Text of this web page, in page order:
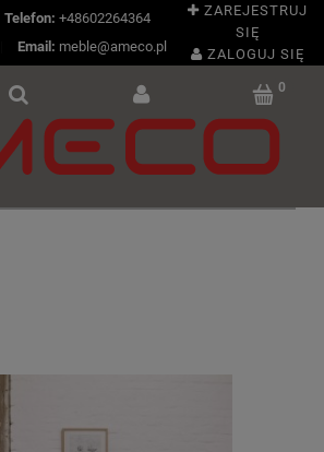
Telefon: +48602264364
Email: meble@ameco.pl
ZAREJESTRUJ
SIĘ
ZALOGUJ SIĘ